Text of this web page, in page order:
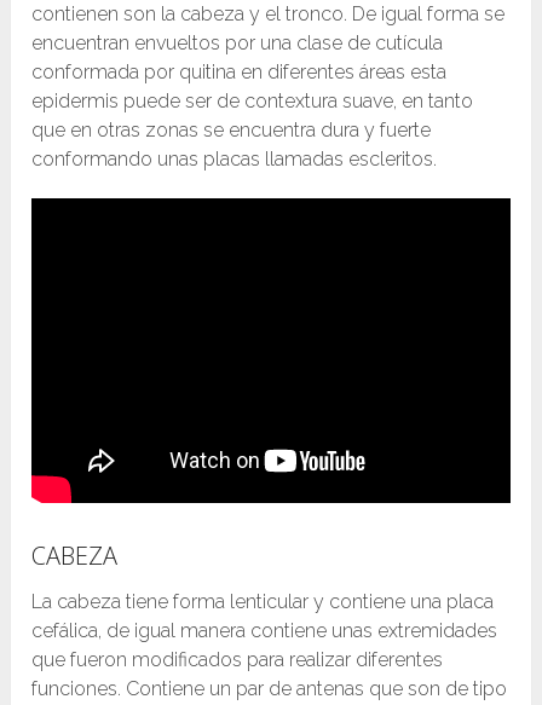
contienen son la cabeza y el tronco. De igual forma se
encuentran envueltos por una clase de cutícula
conformada por quitina en diferentes áreas esta
epidermis puede ser de contextura suave, en tanto
que en otras zonas se encuentra dura y fuerte
conformando unas placas llamadas escleritos.
CABEZA
La cabeza tiene forma lenticular y contiene una placa
cefálica, de igual manera contiene unas extremidades
que fueron modificados para realizar diferentes
funciones. Contiene un par de antenas que son de tipo